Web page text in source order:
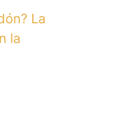
La
la